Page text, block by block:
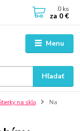
Menu
Hľadať
0 ks
za 0 €
na sklo
Na